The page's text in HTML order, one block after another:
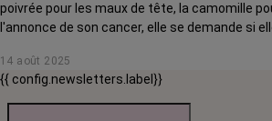
poivrée pour les maux de tête, la camomille
l'annonce de son cancer, elle se demande si
(Toulouse), lui répond.
14 août 2025
{{ config.newsletters.label}}